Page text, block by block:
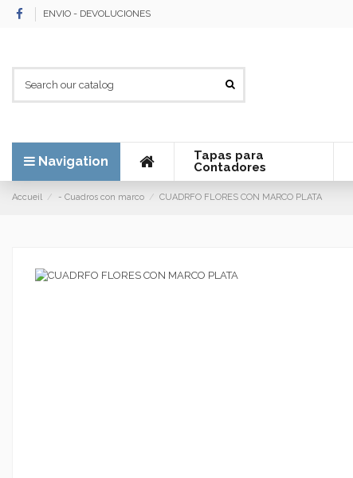
ENVIO - DEVOLUCIONES
Navigation
Tapas para
Contadores
Accueil - Cuadros con marco CUADRFO FLORES CON MARCO PLATA